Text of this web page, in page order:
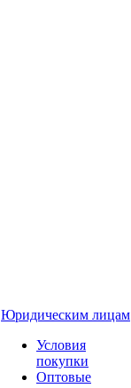
Юридическим лицам
Условия
покупки
Оптовые